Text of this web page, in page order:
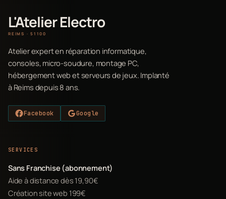
L'Atelier Electro
REIMS · 51100
Atelier expert en réparation informatique,
consoles, micro-soudure, montage PC,
hébergement web et serveurs de jeux. Implanté
à Reims depuis 8 ans.
Facebook Google
SERVICES
Sans Franchise (abonnement)
Aide à distance dès 19,90€
Création site web 199€